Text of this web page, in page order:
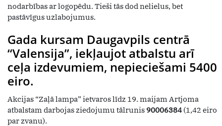
nodarbības ar logopēdu. Tieši tās dod nelielus, bet
pastāvīgus uzlabojumus.
Gada kursam Daugavpils centrā
“Valensija”, iekļaujot atbalstu arī
ceļa izdevumiem, nepieciešami 5400
eiro.
Akcijas “Zaļā lampa” ietvaros līdz 19. maijam Artjoma
atbalstam darbojas ziedojumu tālrunis 90006384 (1,42 eiro
par zvanu).